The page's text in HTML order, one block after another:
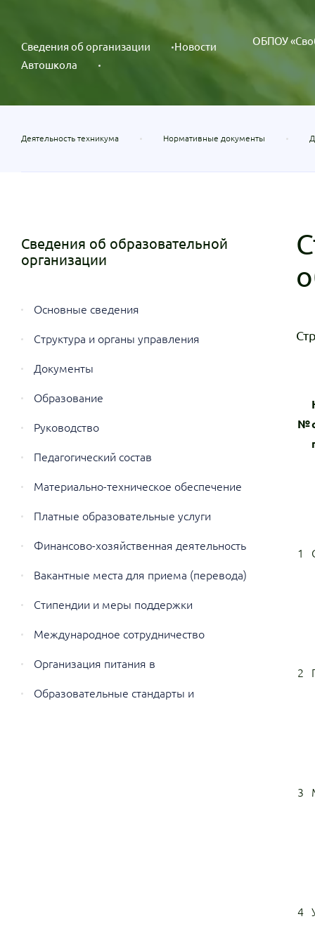
Сведения об организации Новости
ОБПОУ
Автошкола
Деятельность техникума Нормативные документы
Сведения об образовательной
организации
Основные сведения
Структура и органы управления
образовательной организацией
Документы
Образование
Руководство
Педагогический состав
Материально-техническое обеспечение
и оснащенность образовательного
процесса. Доступная среда
Платные образовательные услуги
Финансово-хозяйственная деятельность
Вакантные места для приема (перевода)
обучающихся
Стипендии и меры поддержки
обучающихся
Международное сотрудничество
Организация питания в
образовательной организации
Образовательные стандарты и
№
1
2
3
4